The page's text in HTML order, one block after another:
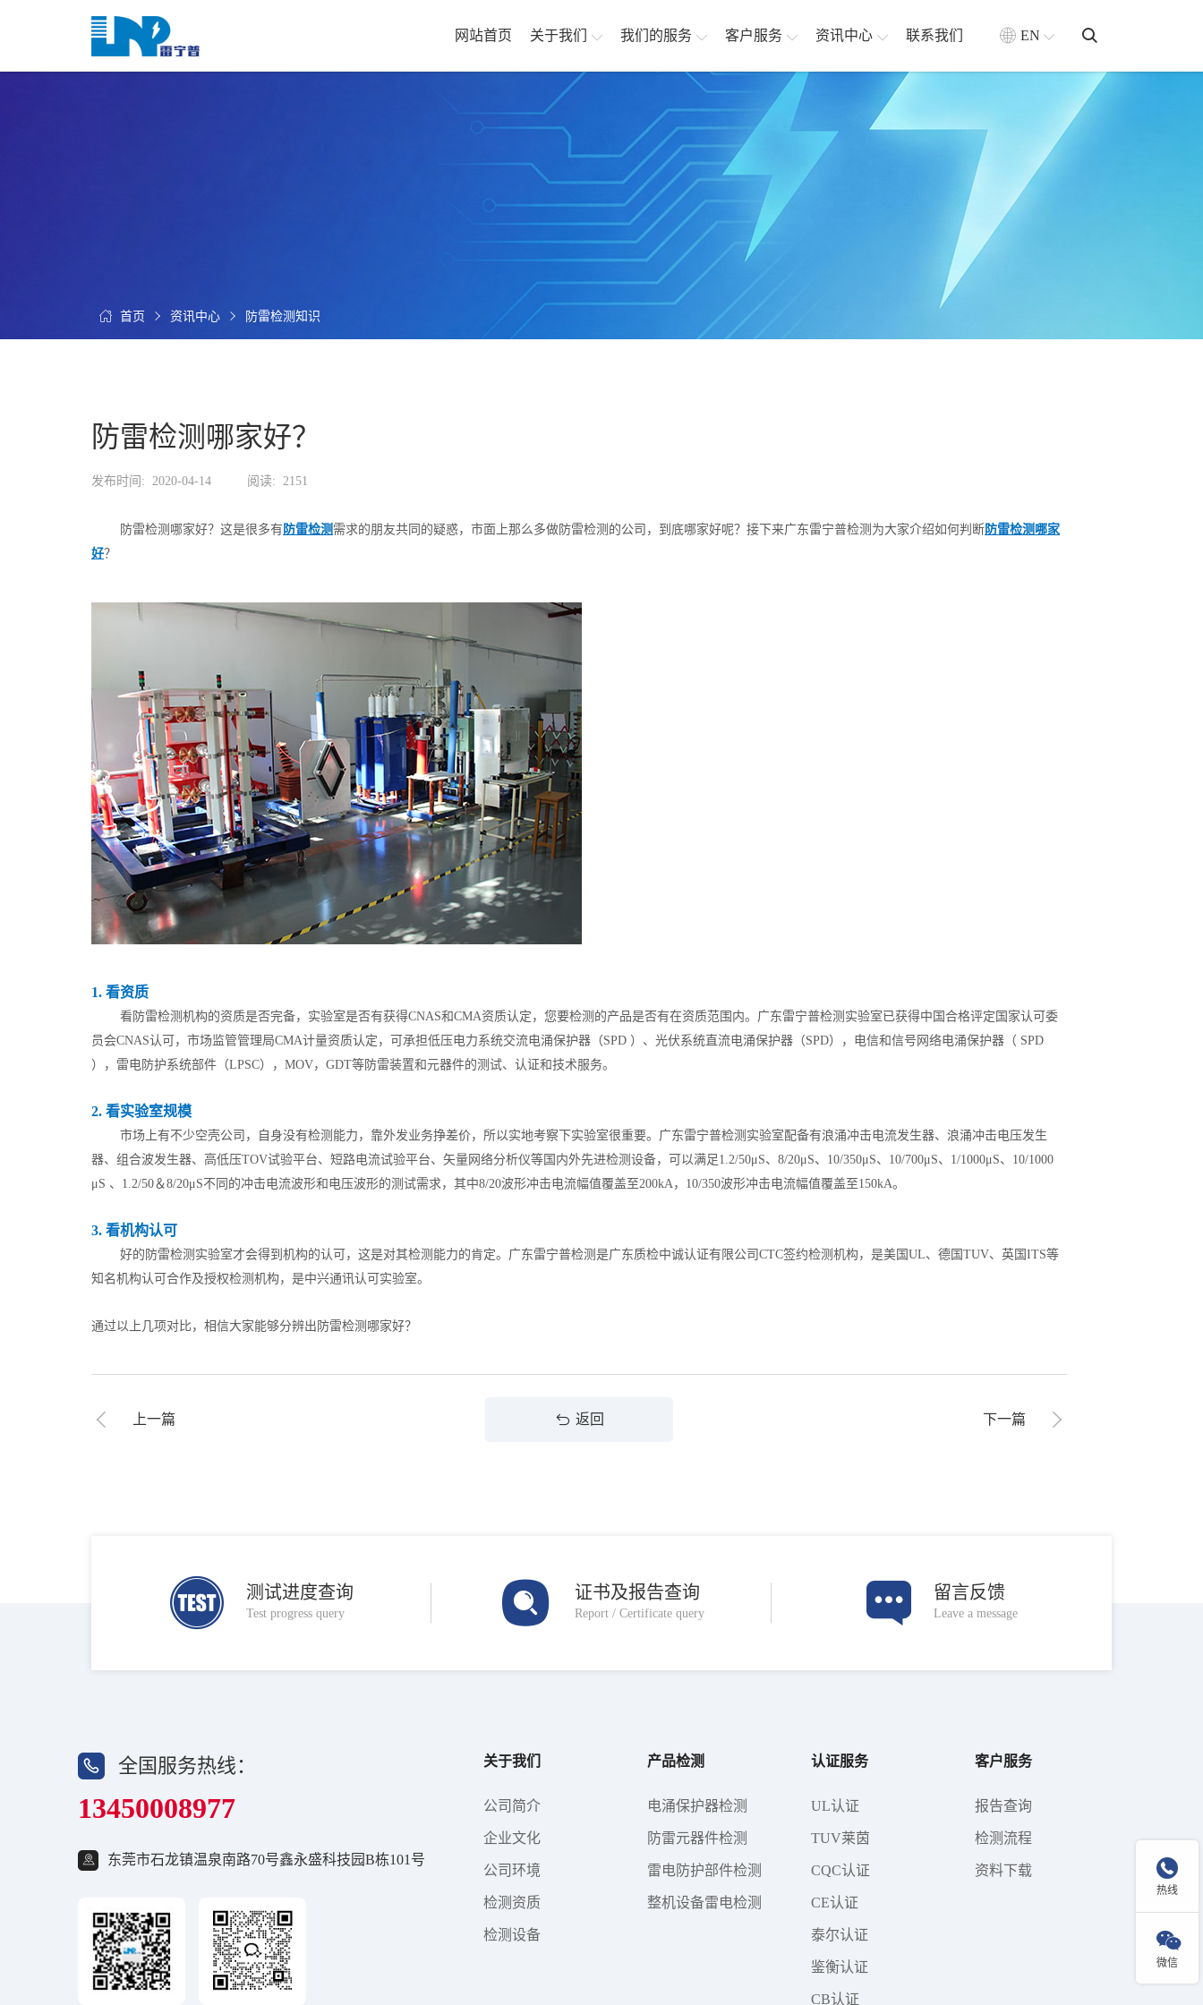
网站首页 关于我们 我们的服务 客户服务 资讯中心 联系我们 EN
首页 资讯中心 防雷检测知识
防雷检测哪家好？
发布时间: 2020-04-14 阅读: 2151
防雷检测哪家好？这是很多有 防雷检测 需求的朋友共同的疑惑，市面上那么多做防雷检测的公司，到底哪家好呢？接下来广东雷宁普检测为大家介绍如何判断防雷检测哪家
好？
1. 看资质
看防雷检测机构的资质是否完备，实验室是否有获得CNAS和CMA资质认定，您要检测的产品是否有在资质范围内。广东雷宁普检测实验室已获得中国合格评定国家认可委
员会CNAS认可，市场监管管理局CMA计量资质认定，可承担低压电力系统交流电涌保护器（SPD ）、光伏系统直流电涌保护器（SPD），电信和信号网络电涌保护器（ SPD
），雷电防护系统部件（LPSC），MOV，GDT等防雷装置和元器件的测试、认证和技术服务。
2. 看实验室规模
市场上有不少空壳公司，自身没有检测能力，靠外发业务挣差价，所以实地考察下实验室很重要。广东雷宁普检测实验室配备有浪涌冲击电流发生器、浪涌冲击电压发生
器、组合波发生器、高低压TOV试验平台、短路电流试验平台、矢量网络分析仪等国内外先进检测设备，可以满足1.2/50μS、8/20μS、10/350μS、10/700μS、1/1000μS、10/1000
μS 、1.2/50＆8/20μS不同的冲击电流波形和电压波形的测试需求，其中8/20波形冲击电流幅值覆盖至200kA，10/350波形冲击电流幅值覆盖至150kA。
3. 看机构认可
好的防雷检测实验室才会得到机构的认可，这是对其检测能力的肯定。广东雷宁普检测是广东质检中诚认证有限公司CTC签约检测机构，是美国UL、德国TUV、英国ITS等
知名机构认可合作及授权检测机构，是中兴通讯认可实验室。
通过以上几项对比，相信大家能够分辨出防雷检测哪家好？
上一篇 返回 下一篇
测试进度查询
Test progress query
证书及报告查询
Report / Certificate query
留言反馈
Leave a message
全国服务热线：
13450008977
东莞市石龙镇温泉南路70号鑫永盛科技园B栋101号
关于我们
公司简介
企业文化
公司环境
检测资质
检测设备
产品检测
电涌保护器检测
防雷元器件检测
雷电防护部件检测
整机设备雷电检测
认证服务
UL认证
TUV莱茵
CQC认证
CE认证
泰尔认证
鉴衡认证
CB认证
客户服务
报告查询
检测流程
资料下载
站
心

热线

微信